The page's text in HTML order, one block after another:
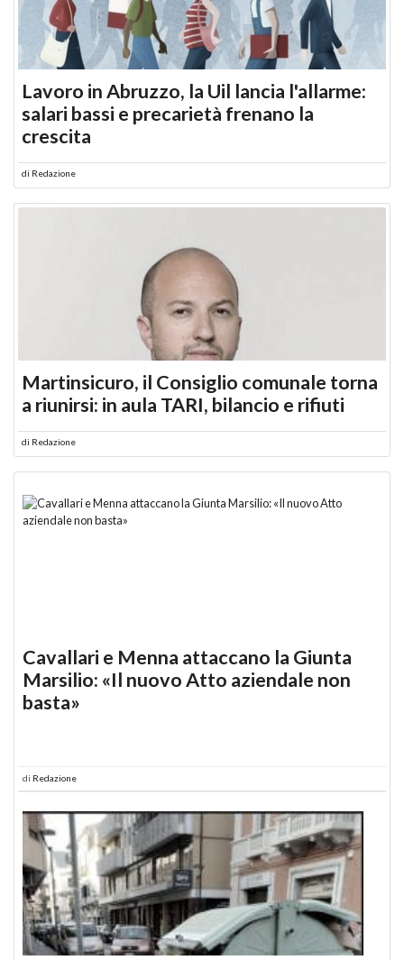
Lavoro in Abruzzo, la Uil lancia l'allarme:
salari bassi e precarietà frenano la
crescita
di Redazione
Martinsicuro, il Consiglio comunale torna
a riunirsi: in aula TARI, bilancio e rifiuti
di Redazione
Cavallari e Menna attaccano la Giunta
Marsilio: «Il nuovo Atto aziendale non
basta»
di Redazione